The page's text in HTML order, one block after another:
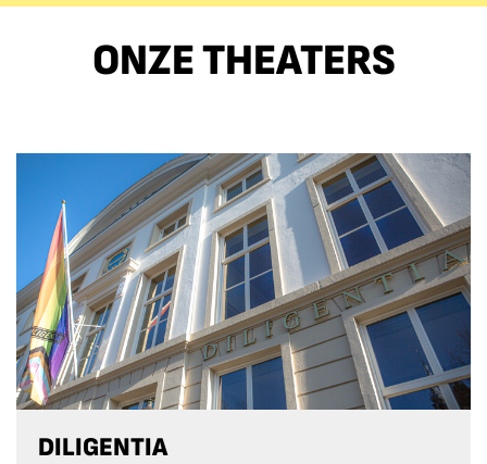
ONZE THEATERS
DILIGENTIA